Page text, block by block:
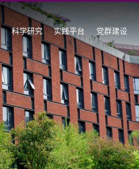
科学研究 实践平台 党群建设